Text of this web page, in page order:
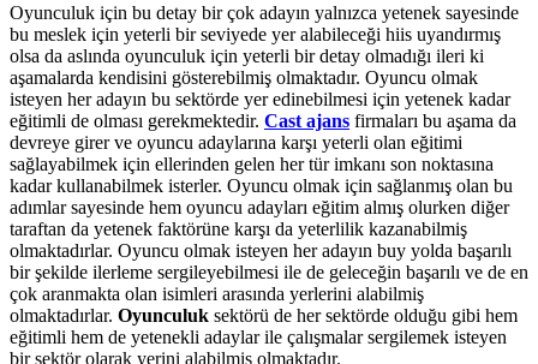
Oyunculuk için bu detay bir çok adayın yalnızca yetenek sayesinde
bu meslek için yeterli bir seviyede yer alabileceği hiis uyandırmış
olsa da aslında oyunculuk için yeterli bir detay olmadığı ileri ki
aşamalarda kendisini gösterebilmiş olmaktadır. Oyuncu olmak
isteyen her adayın bu sektörde yer edinebilmesi için yetenek kadar
eğitimli de olması gerekmektedir. Cast ajans firmaları bu aşama da
devreye girer ve oyuncu adaylarına karşı yeterli olan eğitimi
sağlayabilmek için ellerinden gelen her tür imkanı son noktasına
kadar kullanabilmek isterler. Oyuncu olmak için sağlanmış olan bu
adımlar sayesinde hem oyuncu adayları eğitim almış olurken diğer
taraftan da yetenek faktörüne karşı da yeterlilik kazanabilmiş
olmaktadırlar. Oyuncu olmak isteyen her adayın buy yolda başarılı
bir şekilde ilerleme sergileyebilmesi ile de geleceğin başarılı ve de en
çok aranmakta olan isimleri arasında yerlerini alabilmiş
olmaktadırlar. Oyunculuk sektörü de her sektörde olduğu gibi hem
eğitimli hem de yetenekli adaylar ile çalışmalar sergilemek isteyen
bir sektör olarak yerini alabilmiş olmaktadır.